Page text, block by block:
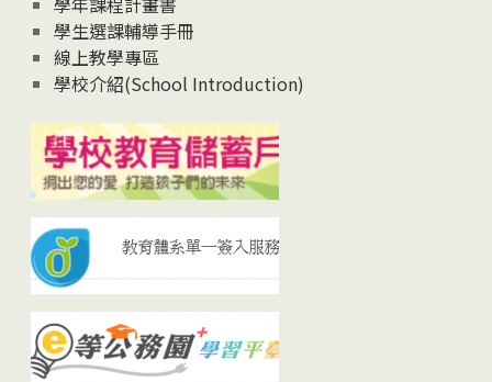
學生選課輔導手冊
線上教學專區
學校介紹(School Introduction)